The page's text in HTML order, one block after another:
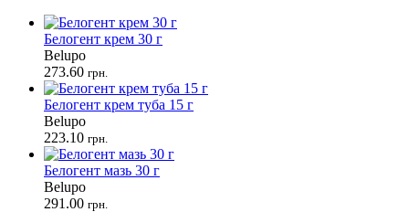
Белогент крем 30 г
Belupo
273.60 грн.
Белогент крем туба 15 г
Belupo
223.10 грн.
Белогент мазь 30 г
Belupo
291.00 грн.